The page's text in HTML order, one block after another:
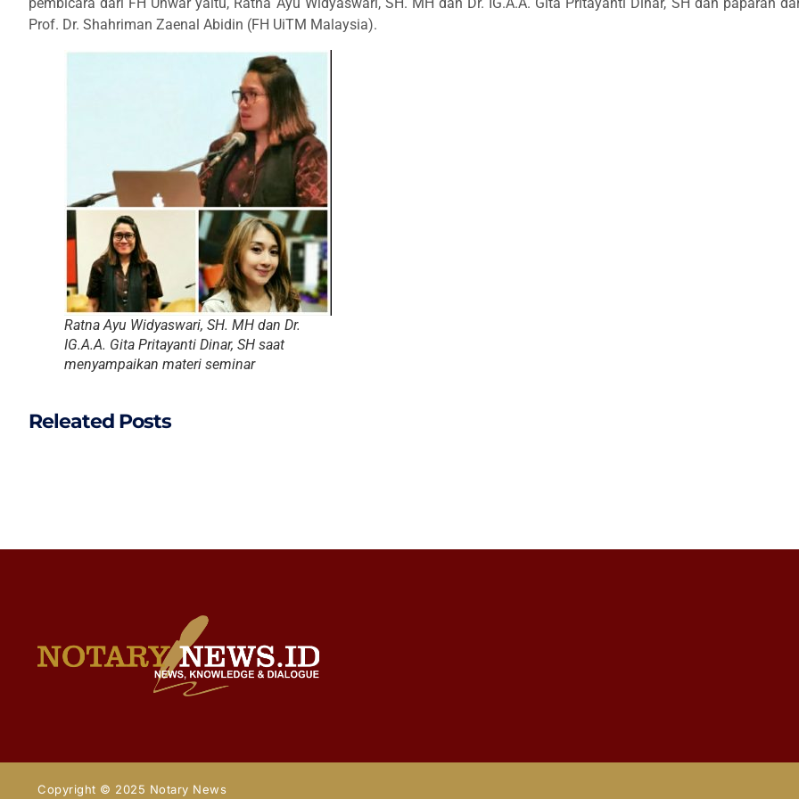
pembicara dari FH Unwar yaitu, Ratna Ayu Widyaswari, SH. MH dan Dr. IG.A.A. Gita Pritayanti Dinar, SH dan paparan
Prof. Dr. Shahriman Zaenal Abidin (FH UiTM Malaysia).
Ratna Ayu Widyaswari, SH. MH dan Dr.
IG.A.A. Gita Pritayanti Dinar, SH saat
menyampaikan materi seminar
Releated Posts
Copyright © 2025 Notary News